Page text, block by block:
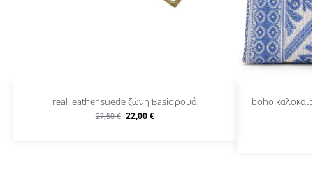
real leather suede ζώνη Basic ρουά
27,50€ 22,00€
boho